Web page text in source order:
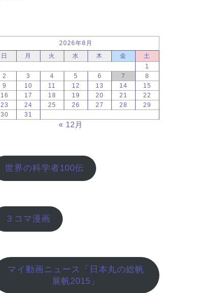
2026年8月
日
月 火 水 木 金
土
1
2
3 4 5 6 7
8
9
10 11 12 13 14
15
16
17 18 19 20 21
22
23
24 25 26 27 28
29
30
31
« 12月
世界の科学者100伝
３コマ漫画
マイ動画ニュース「日本丸の総帆
展帆2015」